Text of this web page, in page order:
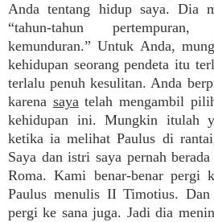
Anda tentang hidup saya. Dia
“tahun-tahun
kemunduran.” Untuk Anda,
kehidupan seorang pendeta itu
terlalu penuh kesulitan. Anda
karena sayatelah mengambil
kehidupan ini. Mungkin itulah
ketika ia melihat Paulus di
Saya dan istri saya pernah
Roma. Kami benar-benar pergi
Paulus menulis II Timotius.
pergi ke sana juga. Jadi dia